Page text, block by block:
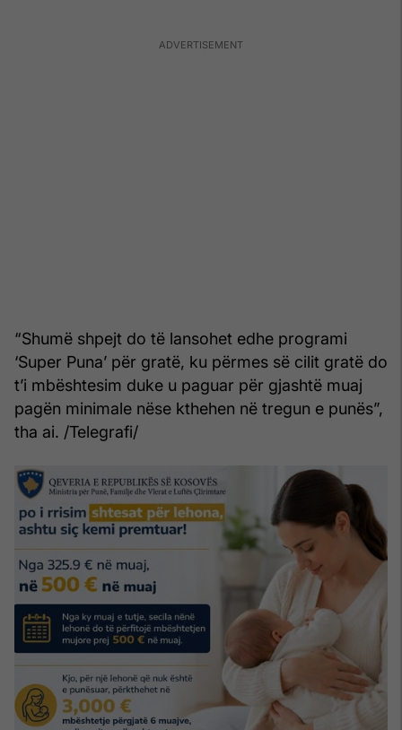
“Shumë shpejt do të lansohet edhe programi
‘Super Puna’ për gratë, ku përmes së cilit gratë do
t’i mbështesim duke u paguar për gjashtë muaj
pagën minimale nëse kthehen në tregun e punës”,
tha ai. /Telegrafi/